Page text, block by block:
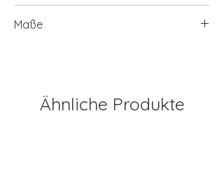
Maße
Ähnliche Produkte